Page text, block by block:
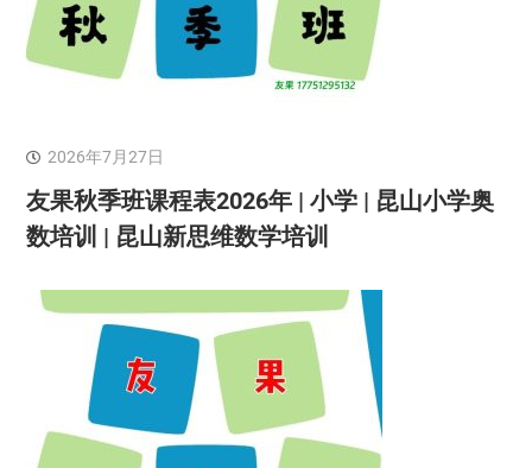
2026年7月27日
友果秋季班课程表2026年 | 小学 | 昆山小学奥
数培训 | 昆山新思维数学培训